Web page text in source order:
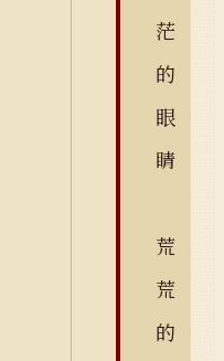
茫
的
眼
睛
荒
荒
的